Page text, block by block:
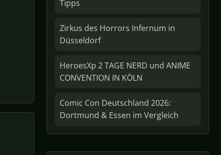
Tipps
Zirkus des Horrors Infernum in
Düsseldorf
HeroesXp 2 TAGE NERD und ANIME
CONVENTION IN KÖLN
Comic Con Deutschland 2026:
Dortmund & Essen im Vergleich